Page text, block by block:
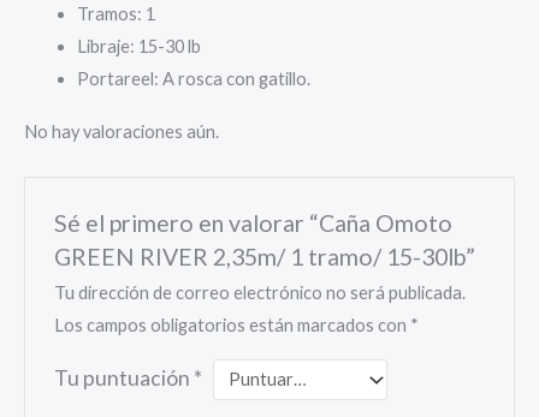
Tramos: 1
Libraje: 15-30 lb
Portareel: A rosca con gatillo.
No hay valoraciones aún.
Sé el primero en valorar “Caña Omoto
GREEN RIVER 2,35m/ 1 tramo/ 15-30lb”
Tu dirección de correo electrónico no será publicada.
Los campos obligatorios están marcados con *
Tu puntuación *